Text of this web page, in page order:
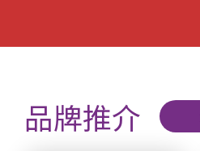
品牌推介